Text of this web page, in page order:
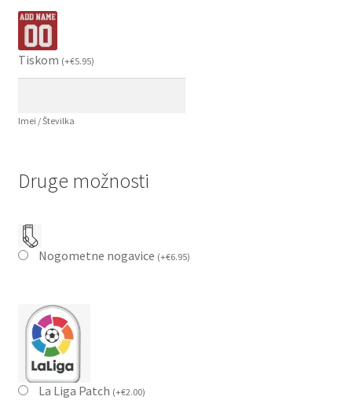
Tiskom (+€5.95)
Imei / Številka
Druge možnosti
Nogometne nogavice (+€6.95)
La Liga Patch (+€2.00)